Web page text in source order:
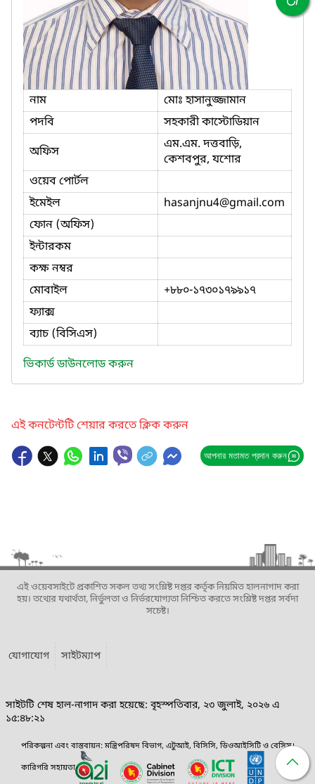
নাম
মোঃ হাসানুজ্জামান
পদবি
সহকারী কাস্টোডিয়ান
অফিস
এম.এম. দত্তবাড়ি,
কেশবপুর, যশোর
ওয়েব পোর্টল
ইমেইল
hasanjnu4@gmail.com
ফোন (অফিস)
ইন্টারকম
কক্ষ নম্বর
মোবাইল
+৮৮০-১৭৩০১৭৯৯১৭
ফ্যাক্স
ব্যাচ (বিসিএস)
ভিকার্ড ডাউনলোড করুন
এই কনটেন্টটি শেয়ার করতে ক্লিক করুন
আপনার মতামত প্রদান করুন
এই ওয়েবসাইটে প্রকাশিত সকল তথ্য সংশ্লিষ্ট দপ্তর কর্তৃক নিয়মিত হালনাগাদ করা
হয়। তথ্যের যথার্থতা, নির্ভুলতা ও নির্ভরযোগ্যতা নিশ্চিত করতে সংশ্লিষ্ট দপ্তর সর্বদা
সচেষ্ট।
যোগাযোগ সাইটম্যাপ
সাইটটি শেষ হাল-নাগাদ করা হয়েছে: বৃহস্পতিবার, ২৩ জুলাই, ২০২৬ এ
১৫:৪৮:২১
পরিকল্পনা এবং বাস্তবায়ন: মন্ত্রিপরিষদ বিভাগ, এটুআই, বিসিসি, ডিওআইসিটি ও বেসিস।
কারিগরি সহায়তা